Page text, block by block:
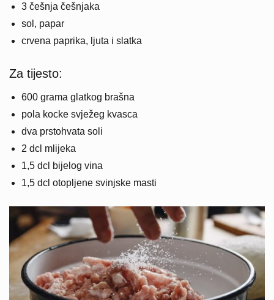
3 češnja češnjaka
sol, papar
crvena paprika, ljuta i slatka
Za tijesto:
600 grama glatkog brašna
pola kocke svježeg kvasca
dva prstohvata soli
2 dcl mlijeka
1,5 dcl bijelog vina
1,5 dcl otopljene svinjske masti